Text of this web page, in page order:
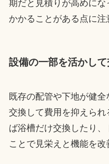
期だと見積りが高めに
かかることがある点に注
設備の一部を活かし
既存の配管や下地が健
交換して費用を抑えられ
ば浴槽だけ交換したり
ことで見栄えと機能を改